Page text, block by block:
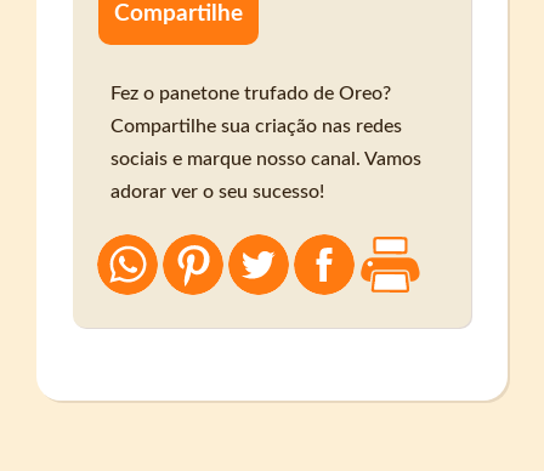
Compartilhe
Fez o panetone trufado de Oreo?
Compartilhe sua criação nas redes
sociais e marque nosso canal. Vamos
adorar ver o seu sucesso!